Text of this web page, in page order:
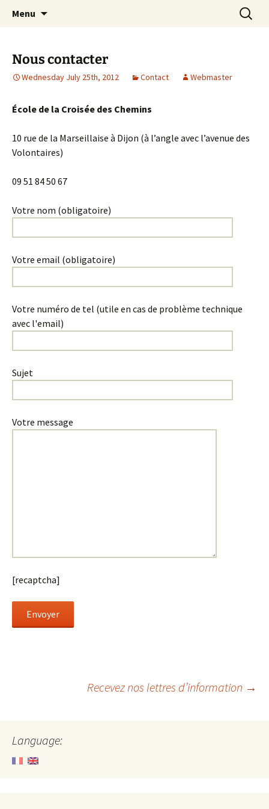
la Croisée des Chemins
apprendre, vivre, se révéler
Menu
Search
for:
Nous contacter
Wednesday July 25th, 2012 Contact Webmaster
École de la Croisée des Chemins
10 rue de la Marseillaise à Dijon (à l’angle avec l’avenue des
Volontaires)
09 51 84 50 67
Votre nom (obligatoire)
Votre email (obligatoire)
Votre numéro de tel (utile en cas de problème technique
avec l'email)
Sujet
Votre message
[recaptcha]
navigation
Recevez nos lettres d’information →
Language: